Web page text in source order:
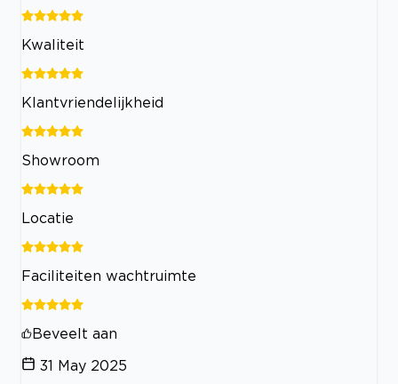
Kwaliteit
Klantvriendelijkheid
Showroom
Locatie
Faciliteiten wachtruimte
Beveelt aan
31 May 2025